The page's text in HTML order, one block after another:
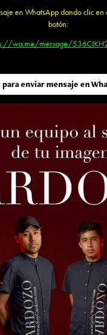
en WhatsApp dando clic
botón:
wa.me/message/
para enviar mensaje en